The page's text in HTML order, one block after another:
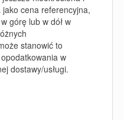
cena referencyjna,
górę lub w dół w
stanowić to
w
dostawy/usługi.